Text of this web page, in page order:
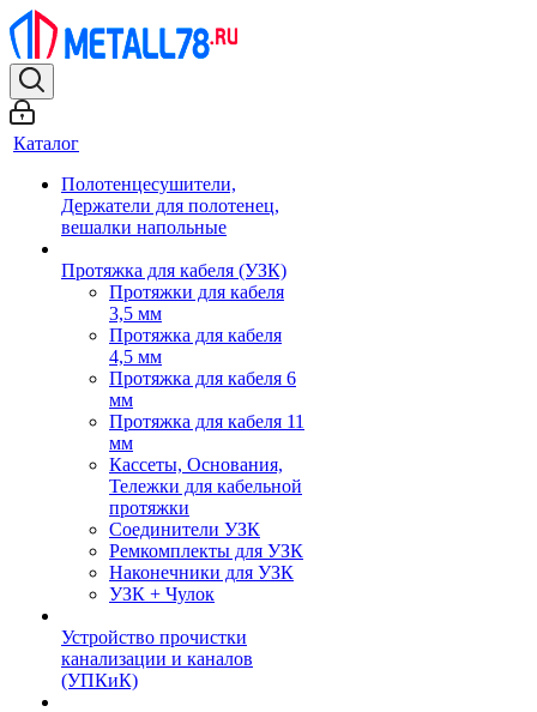
Каталог
Полотенцесушители,
Держатели для полотенец,
вешалки напольные
Протяжка для кабеля (УЗК)
Протяжки для кабеля
3,5 мм
Протяжка для кабеля
4,5 мм
Протяжка для кабеля 6
мм
Протяжка для кабеля 11
мм
Кассеты, Основания,
Тележки для кабельной
протяжки
Соединители УЗК
Ремкомплекты для УЗК
Наконечники для УЗК
УЗК + Чулок
Устройство прочистки
канализации и каналов
(УПКиК)